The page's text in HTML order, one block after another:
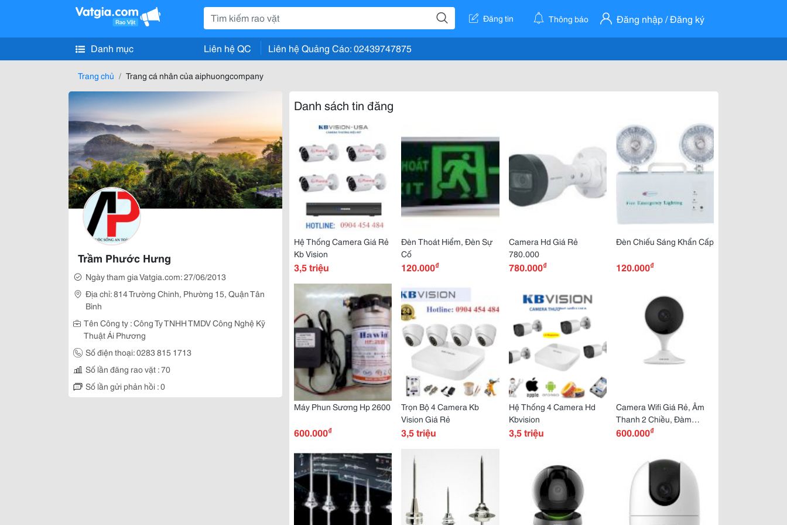
Đăng tin Thông báo Đăng nhập / Đăng ký
Danh mục Liên hệ QC Liên hệ Quảng Cáo: 02439747875
Trang chủ Trang cá nhân của aiphuongcompany
Trầm Phước Hưng
Ngày tham gia Vatgia.com: 27/06/2013
Địa chỉ: 814 Trường Chinh, Phường 15, Quận Tân
Bình
Tên Công ty : Công Ty TNHH TMDV Công Nghệ Kỹ
Thuật Ái Phương
Số điện thoại: 0283 815 1713
Số lần đăng rao vặt : 70
Số lần gửi phản hồi : 0
Danh sách tin đăng
Hệ Thống Camera Giá Rẻ
Kb Vision
3,5 triệu
Đèn Thoát Hiểm, Đèn Sự
Cố
120.000₫
Camera Hd Giá Rẻ
780.000
780.000₫
Đèn Chiếu Sáng Khẩn Cấp
120.000₫
Máy Phun Sương Hp 2600
600.000₫
Trọn Bộ 4 Camera Kb
Vision Giá Rẻ
3,5 triệu
Hệ Thống 4 Camera Hd
Kbvision
3,5 triệu
Camera Wifi Giá Rẻ, Âm
Thanh 2 Chiều, Đàm
Thoại Từ Xa
600.000₫